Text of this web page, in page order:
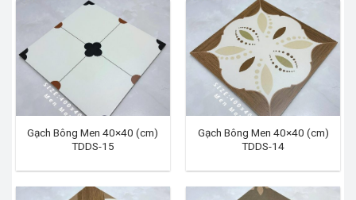
Gạch Bông Men 40×40 (cm)
TDDS-15
Gạch Bông Men 40×40 (cm)
TDDS-14